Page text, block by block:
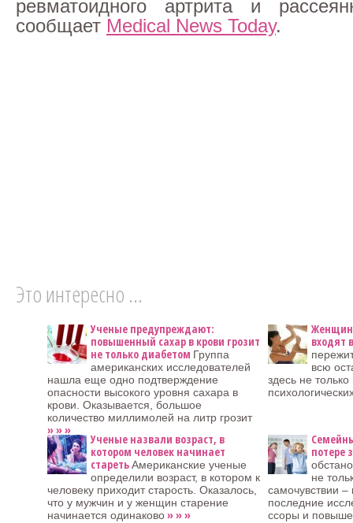
ревматоидного артрита и
сообщает Medical News Today.
Это интересно ...
Ученые предупреждают:
повышенный сахар в крови грозит
не только диабетом Группа
американских исследователей
нашла еще одно подтверждение
опасности высокого уровня сахара в
крови. Оказывается, большое
количество миллимолей на литр грозит
» » »
входят
всю
здесь не
Ученые назвали возраст, в
котором человек начинает
старетьАмериканские ученые
определили возраст, в котором к
человеку приходит старость. Оказалось,
что у мужчин и у женщин старение
начинается одинаково» » »
потере
не
самочувствии –
последние
ссоры и